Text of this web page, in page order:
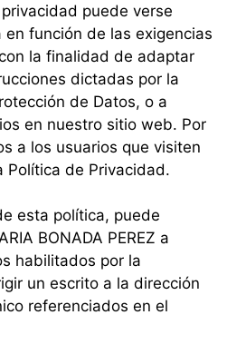
puede verse
función de las exigencias
la finalidad de adaptar
dictadas por la
de Datos, o a
en nuestro sitio web. Por
a los usuarios que visiten
Política de Privacidad.
esta política, puede
BONADA PEREZ a
habilitados por la
un escrito a la dirección
referenciados en el